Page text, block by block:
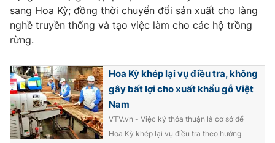
Ðiện thoại Thời báo VTV: 024.66 897 897
Email: toasoan@vtv.vn
Liên hệ quảng cáo:
sang Hoa Kỳ; đồng thời chuyển đổi sản xuất cho làng
nghề truyền thống và tạo việc làm cho các hộ trồng
rừng.
Hoa Kỳ khép lại vụ điều tra, không
gây bất lợi cho xuất khẩu gỗ Việt
Nam
VTV.vn - Việc ký thỏa thuận là cơ sở để
Hoa Kỳ khép lại vụ điều tra theo hướng